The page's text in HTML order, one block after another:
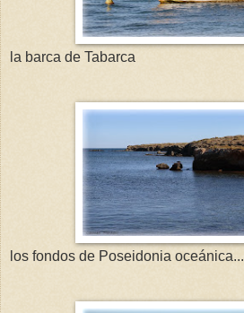
la barca de Tabarca
los fondos de Poseidonia oceánica...